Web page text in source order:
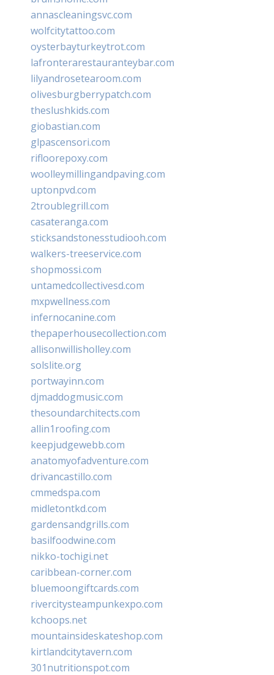
annascleaningsvc.com
wolfcitytattoo.com
oysterbayturkeytrot.com
lafronterarestauranteybar.com
lilyandrosetearoom.com
olivesburgberrypatch.com
theslushkids.com
giobastian.com
glpascensori.com
rifloorepoxy.com
woolleymillingandpaving.com
uptonpvd.com
2troublegrill.com
casateranga.com
sticksandstonesstudiooh.com
walkers-treeservice.com
shopmossi.com
untamedcollectivesd.com
mxpwellness.com
infernocanine.com
thepaperhousecollection.com
allisonwillisholley.com
solslite.org
portwayinn.com
djmaddogmusic.com
thesoundarchitects.com
allin1roofing.com
keepjudgewebb.com
anatomyofadventure.com
drivancastillo.com
cmmedspa.com
midletontkd.com
gardensandgrills.com
basilfoodwine.com
nikko-tochigi.net
caribbean-corner.com
bluemoongiftcards.com
rivercitysteampunkexpo.com
kchoops.net
mountainsideskateshop.com
kirtlandcitytavern.com
301nutritionspot.com